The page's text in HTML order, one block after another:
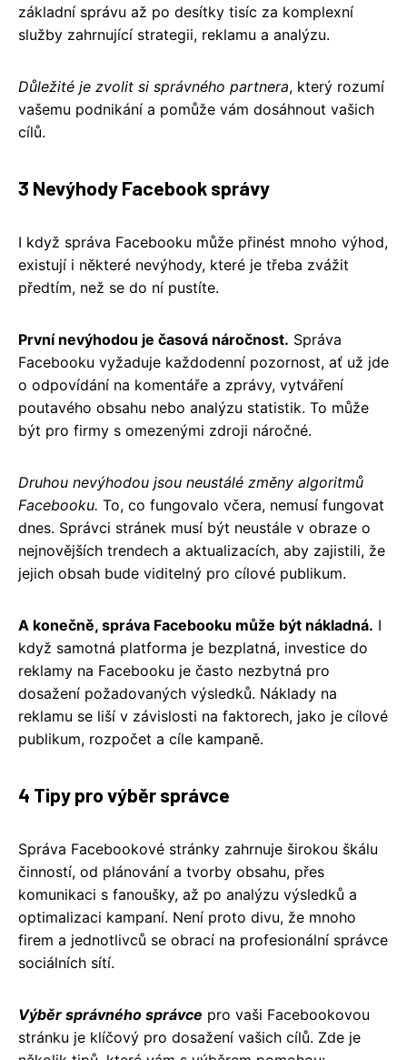
základní správu až po desítky tisíc za komplexní
služby zahrnující strategii, reklamu a analýzu.
Důležité je zvolit si správného partnera, který rozumí
vašemu podnikání a pomůže vám dosáhnout vašich
cílů.
3 Nevýhody Facebook správy
I když správa Facebooku může přinést mnoho výhod,
existují i ​​některé nevýhody, které je třeba zvážit
předtím, než se do ní pustíte.
První nevýhodou je časová náročnost. Správa
Facebooku vyžaduje každodenní pozornost, ať už jde
o odpovídání na komentáře a zprávy, vytváření
poutavého obsahu nebo analýzu statistik. To může
být pro firmy s omezenými zdroji náročné.
Druhou nevýhodou jsou neustálé změny algoritmů
Facebooku. To, co fungovalo včera, nemusí fungovat
dnes. Správci stránek musí být neustále v obraze o
nejnovějších trendech a aktualizacích, aby zajistili, že
jejich obsah bude viditelný pro cílové publikum.
A konečně, správa Facebooku může být nákladná. I
když samotná platforma je bezplatná, investice do
reklamy na Facebooku je často nezbytná pro
dosažení požadovaných výsledků. Náklady na
reklamu se liší v závislosti na faktorech, jako je cílové
publikum, rozpočet a cíle kampaně.
4 Tipy pro výběr správce
Správa Facebookové stránky zahrnuje širokou škálu
činností, od plánování a tvorby obsahu, přes
komunikaci s fanoušky, až po analýzu výsledků a
optimalizaci kampaní. Není proto divu, že mnoho
firem a jednotlivců se obrací na profesionální správce
sociálních sítí.
Výběr správného správce pro vaši Facebookovou
stránku je klíčový pro dosažení vašich cílů. Zde je